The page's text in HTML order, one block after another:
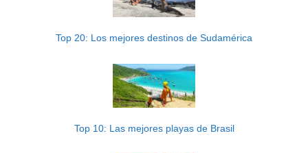
Top 20: Los mejores destinos de Sudamérica
Top 10: Las mejores playas de Brasil